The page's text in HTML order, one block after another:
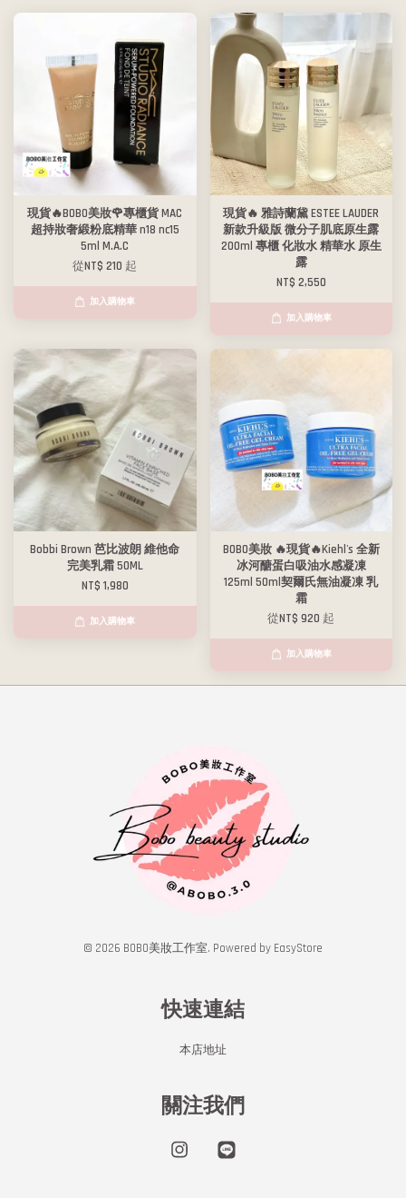
現貨🔥BOBO美妝🌹專櫃貨 MAC
超持妝奢緞粉底精華 n18 nc15
5ml M.A.C
從NT$ 210 起
加入購物車
現貨🔥 雅詩蘭黛 ESTEE LAUDER
新款升級版 微分子肌底原生露
200ml 專櫃 化妝水 精華水 原生
露
NT$ 2,550
加入購物車
Bobbi Brown 芭比波朗 維他命
完美乳霜 50ML
NT$ 1,980
加入購物車
BOBO美妝 🔥現貨🔥Kiehl's 全新
冰河醣蛋白吸油水感凝凍
125ml 50ml契爾氏無油凝凍 乳
霜
從NT$ 920 起
加入購物車
© 2026 BOBO美妝工作室. Powered by EasyStore
快速連結
本店地址
關注我們
Instagram